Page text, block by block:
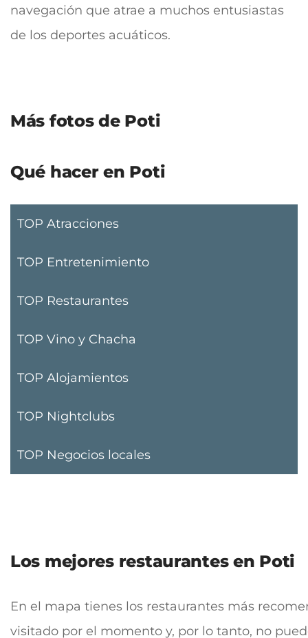
navegación que atrae a muchos entusiastas
de los deportes acuáticos.
Más fotos de Poti
Qué hacer en Poti
TOP Atracciones
TOP Entretenimiento
TOP Restaurantes
TOP Vino y Chacha
TOP Alojamientos
TOP Nightclubs
TOP Negocios locales
Los mejores restaurantes en Poti
En el mapa tienes los restaurantes más
visitado por el momento y, por lo tanto, no